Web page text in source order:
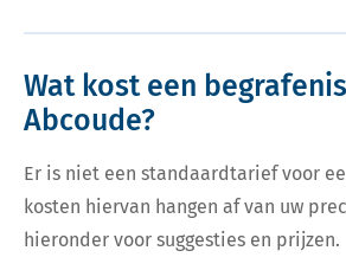
Wat kost een
Abcoude?
Er is niet een standaardtarief voor
kosten hiervan hangen af van uw
hieronder voor suggesties en prijzen.